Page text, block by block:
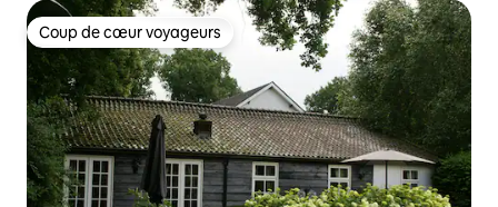
Coup de cœur voyageurs
Coup de cœur voyageurs